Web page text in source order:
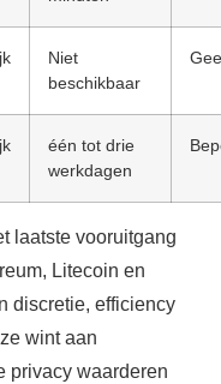
Niet
beschikbaar
één tot drie
werkdagen
laatste vooruitgang
Litecoin en
discretie, efficiency
wint aan
privacy waarderen